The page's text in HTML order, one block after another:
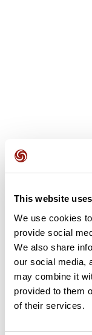
This website
We use cookies
provide social
We also share
our social media,
may combine it
provided to them
of their services.
Découvrez ce